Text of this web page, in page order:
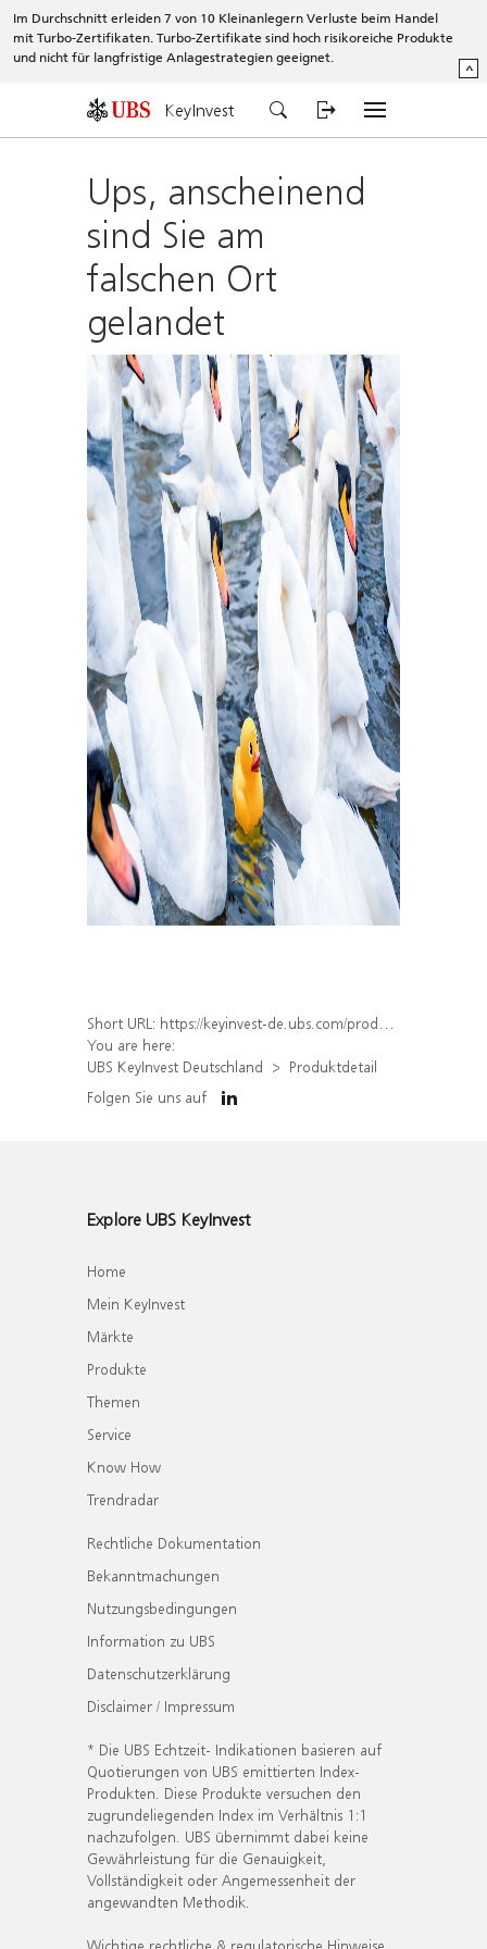
Im Durchschnitt erleiden 7 von 10 Kleinanlegern Verluste beim Handel
mit Turbo-Zertifikaten. Turbo-Zertifikate sind hoch risikoreiche Produkte
und nicht für langfristige Anlagestrategien geeignet.
^
KeyInvest
Ups, anscheinend
sind Sie am
falschen Ort
gelandet
Short URL: https://keyinvest-de.ubs.com/produkt/detail/index/isin/DE000WA7J3D0
You are here:
UBS KeyInvest Deutschland
Produktdetail
Folgen Sie uns auf
Explore UBS KeyInvest
Home
Mein KeyInvest
Märkte
Produkte
Themen
Service
Know How
Trendradar
Rechtliche Dokumentation
Bekanntmachungen
Nutzungsbedingungen
Information zu UBS
Datenschutzerklärung
Disclaimer / Impressum
* Die UBS Echtzeit- Indikationen basieren auf
Quotierungen von UBS emittierten Index-
Produkten. Diese Produkte versuchen den
zugrundeliegenden Index im Verhältnis 1:1
nachzufolgen. UBS übernimmt dabei keine
Gewährleistung für die Genauigkeit,
Vollständigkeit oder Angemessenheit der
angewandten Methodik.